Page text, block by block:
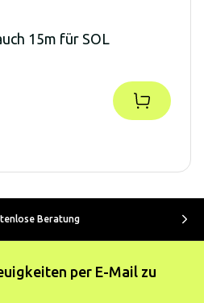
15m für SOL
Beratung
per E-Mail zu